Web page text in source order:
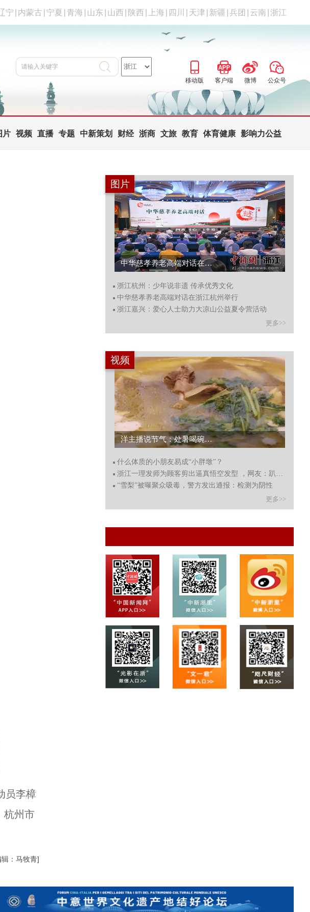
宁 内蒙古 宁夏 青海 山东 山西 陕西 上海 四川 天津 新疆 兵团 云南 浙江
移动版 客户端 微博 公众号
片 视频 直播 专题 中新策划 财经 浙商 文旅 教育 体育健康 影响力公益
员李樟
杭州市
辑：马牧青]
图片
浙江杭州：少年说非遗 传承优秀文化...
浙江杭州：少年说非遗 传承优秀文化
中华慈孝养老高端对话在浙江杭州举行
浙江嘉兴：爱心人士助力大凉山公益夏令营活动
更多>>
视频
9分钟纵览杭州萧山文明史：《萧山之韵》发布...
什么体质的小朋友易成“小胖墩”？
浙江一理发师为顾客剪出逼真悟空发型 ，网友：趴着睡，别
“雪梨”被曝聚众吸毒，警方发出通报：检测为阴性
更多>>